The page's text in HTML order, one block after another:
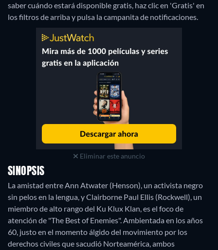
saber cuándo estará disponible gratis, haz clic en 'Gratis' en
los filtros de arriba y pulsa la campanita de notificaciones.
Eliminar este anuncio
SINOPSIS
La amistad entre Ann Atwater (Henson), un activista negro
sin pelos en la lengua, y Clairborne Paul Ellis (Rockwell), un
miembro de alto rango del Ku Klux Klan, es el foco de
atención de "The Best of Enemies". Ambientada en los años
60, justo en el momento álgido del movimiento por los
derechos civiles que sacudió Norteamérica, ambos